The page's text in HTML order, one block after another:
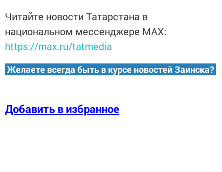
Читайте новости Татарстана в
национальном мессенджере MАХ:
https://max.ru/tatmedia
Желаете всегда быть в курсе новостей Заинска?
Добавить в избранное